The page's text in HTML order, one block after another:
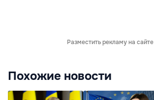
Разместить рекламу на сайте
Похожие новости